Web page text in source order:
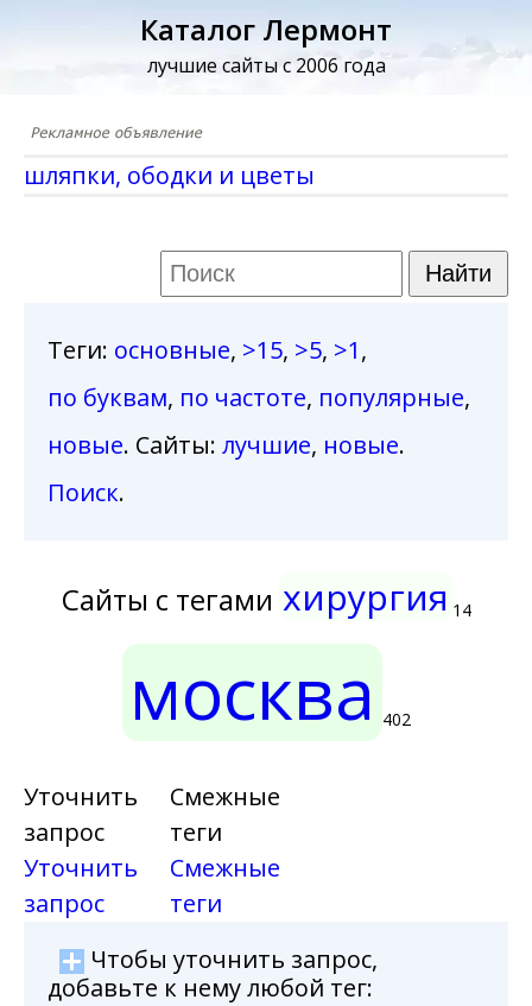
Каталог Лермонт
лучшие сайты с 2006 года
шляпки, ободки и цветы
Теги: основные, >15, >5, >1,
по буквам, по частоте, популярные,
новые. Сайты: лучшие, новые.
Поиск.
Сайты с тегами хирургия 14
москва 402
Уточнить
запрос
Уточнить
запрос
Смежные
теги
Смежные
теги
Чтобы уточнить запрос,
добавьте к нему любой тег: